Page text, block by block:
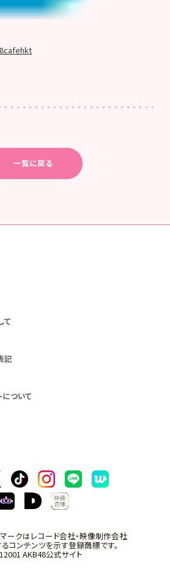
一覧に戻る
て
記
について
ークはレコード会社・映像制作会社
コンテンツを示す登録商標です。
AKB48公式サイト